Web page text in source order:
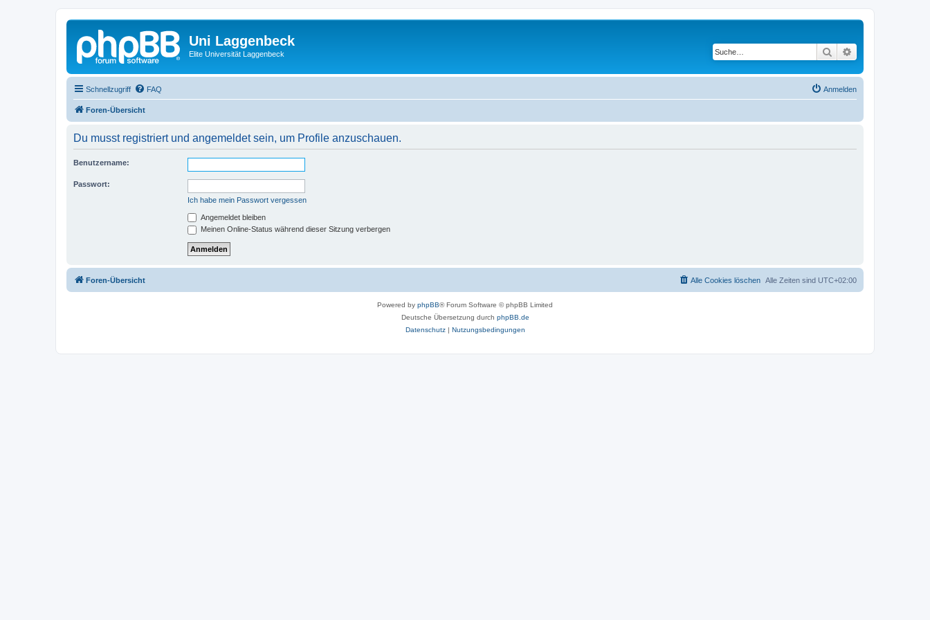
Uni Laggenbeck
Elite Universität Laggenbeck Suche
Schnellzugriff FAQ Anmelden
Foren-Übersicht
Du musst registriert und angemeldet sein, um Profile anzuschauen.
Benutzername:
Passwort:
Ich habe mein Passwort vergessen
Angemeldet bleiben
Meinen Online-Status während dieser Sitzung verbergen
Foren-Übersicht Alle Zeiten sind UTC+02:00
Alle Cookies löschen
Powered by phpBB® Forum Software © phpBB Limited
Deutsche Übersetzung durch phpBB.de
Datenschutz| Nutzungsbedingungen